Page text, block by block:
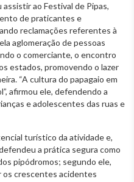
ao Festival de Pipas,
de praticantes e
reclamações referentes à
aglomeração de pessoas
o comerciante, o encontro
estados, promovendo o lazer
“A cultura do papagaio em
afirmou ele, defendendo a
e adolescentes das ruas e
turístico da atividade e,
a prática segura como
pipódromos; segundo ele,
os crescentes acidentes